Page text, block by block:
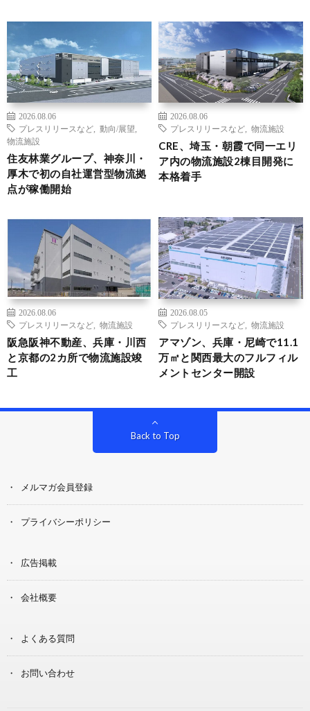
2026.08.06
プレスリリースなど
動向/展望
物流施設
住友林業グループ、神奈川・
厚木で初の自社運営型物流拠
点が稼働開始
2026.08.06
プレスリリースなど
物流施設
CRE、埼玉・朝霞で同一エリ
ア内の物流施設2棟目開発に
本格着手
2026.08.06
プレスリリースなど
物流施設
阪急阪神不動産、兵庫・川西
と京都の2カ所で物流施設竣
工
2026.08.05
プレスリリースなど
物流施設
アマゾン、兵庫・尼崎で11.1
万㎡と関西最大のフルフィル
メントセンター開設
Back to Top
メルマガ会員登録
プライバシーポリシー
広告掲載
会社概要
よくある質問
お問い合わせ